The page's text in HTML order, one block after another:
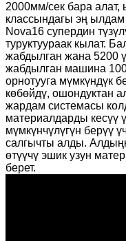
2000мм/сек бара
классындагы эң
Nova16 супердин
туруктуураак кылат.
жабдылган жана 5200
жабдылган машина 100
орнотууга мүмкүндүк
көбөйдү, ошондуктан
жардам системасы
материалдарды кесүү
мүмкүнчүлүгүн берүү
салгычты алды.
өтүүчү эшик узун
берет.